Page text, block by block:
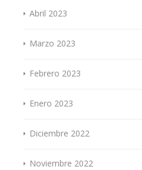
Abril 2023
Marzo 2023
Febrero 2023
Enero 2023
Diciembre 2022
Noviembre 2022